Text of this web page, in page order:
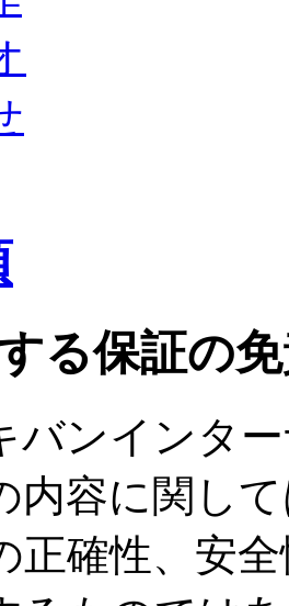
る保証の
バンインタ
内容に関し
正確性、安